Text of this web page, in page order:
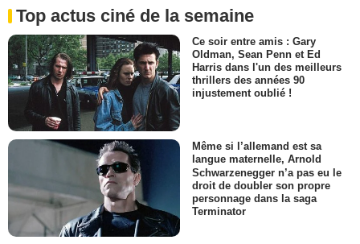
Top actus ciné de la semaine
Ce soir entre amis : Gary
Oldman, Sean Penn et Ed
Harris dans l'un des meilleurs
thrillers des années 90
injustement oublié !
Même si l’allemand est sa
langue maternelle, Arnold
Schwarzenegger n’a pas eu le
droit de doubler son propre
personnage dans la saga
Terminator